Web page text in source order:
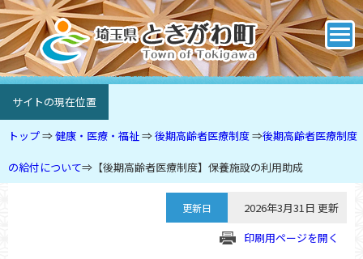
サイトの現在位置
トップ⇒健康・医療・福祉⇒後期高齢者医療制度⇒後期高齢者医療制度
の給付について⇒ 【後期高齢者医療制度】保養施設の利用助成
更新日
2026年3月31日 更新
印刷用ページを開く